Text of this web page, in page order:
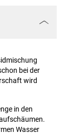
bei der
wird
in den
Wasser